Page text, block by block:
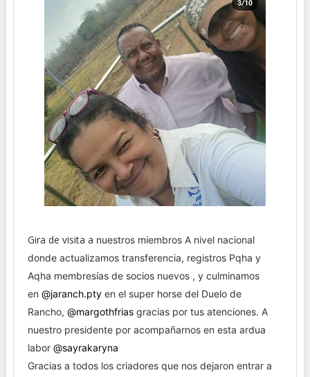
Gira de visita a nuestros miembros A nivel nacional
donde actualizamos transferencia, registros Pqha y
Aqha membresías de socios nuevos , y culminamos
en @jaranch.ptyen el super horse del Duelo de
Rancho, @margothfriasgracias por tus atenciones. A
nuestro presidente por acompañarnos en esta ardua
labor @sayrakaryna
Gracias a todos los criadores que nos dejaron entrar a